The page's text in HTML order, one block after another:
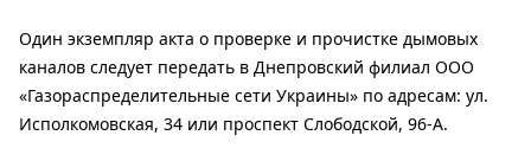
Один экземпляр акта о проверке и прочистке дымовых
каналов следует передать в Днепровский филиал ООО
«Газораспределительные сети Украины» по адресам: ул.
Исполкомовская, 34 или проспект Слободской, 96-А.